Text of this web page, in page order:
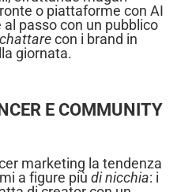
o piattaforme con AI
passo con un pubblico
chattarecon i brand in
giornata.
E COMMUNITY
marketing la tendenza
a figure più di nicchia: i